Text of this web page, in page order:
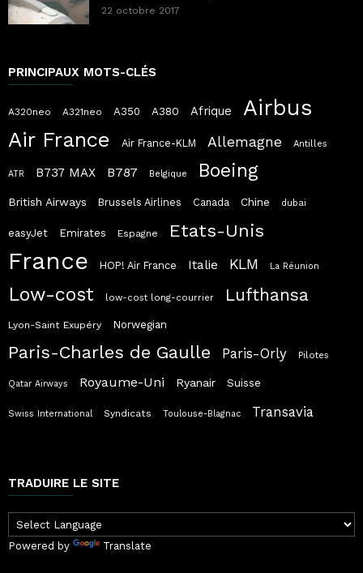
22 octobre 2017
PRINCIPAUX MOTS-CLÉS
A320neo A321neo A350 A380 Afrique Airbus
Air France Air France-KLM Allemagne Antilles
ATR B737 MAX B787 Belgique Boeing
British Airways Brussels Airlines Canada Chine dubai
easyJet Emirates Espagne Etats-Unis
France HOP! Air France Italie KLM La Réunion
Low-cost low-cost long-courrier Lufthansa
Lyon-Saint Exupéry Norwegian
Paris-Charles de Gaulle Paris-Orly Pilotes
Qatar Airways Royaume-Uni Ryanair Suisse
Swiss International Syndicats Toulouse-Blagnac Transavia
TRADUIRE LE SITE
Powered by Translate